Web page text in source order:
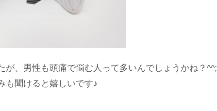
が、男性も頭痛で悩む人って多いんでしょうかね？^^;
も聞けると嬉しいです♪